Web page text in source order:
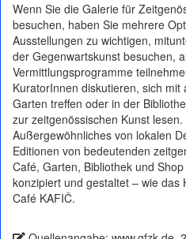
Wenn Sie die Galerie für
besuchen, haben Sie mehrere
Ausstellungen zu wichtigen,
der Gegenwartskunst besuchen,
Vermittlungsprogramme
KuratorInnen diskutieren, sich
Garten treffen oder in der
zur zeitgenössischen Kunst
Außergewöhnliches von lokalen
Editionen von bedeutenden
Café, Garten, Bibliothek und
konzipiert und gestaltet – wie das
Café KAFIČ.